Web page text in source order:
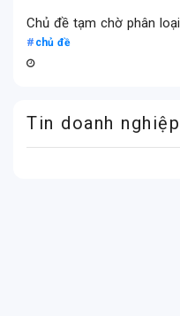
Chủ đề tạm chờ phân loại
chủ đề
Tin doanh nghiệp